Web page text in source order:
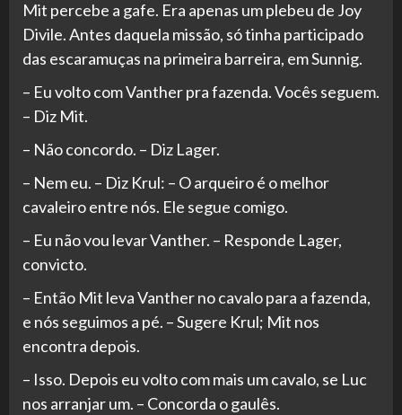
Mit percebe a gafe. Era apenas um plebeu de Joy
Divile. Antes daquela missão, só tinha participado
das escaramuças na primeira barreira, em Sunnig.
– Eu volto com Vanther pra fazenda. Vocês seguem.
– Diz Mit.
– Não concordo. – Diz Lager.
– Nem eu. – Diz Krul: – O arqueiro é o melhor
cavaleiro entre nós. Ele segue comigo.
– Eu não vou levar Vanther. – Responde Lager,
convicto.
– Então Mit leva Vanther no cavalo para a fazenda,
e nós seguimos a pé. – Sugere Krul; Mit nos
encontra depois.
– Isso. Depois eu volto com mais um cavalo, se Luc
nos arranjar um. – Concorda o gaulês.